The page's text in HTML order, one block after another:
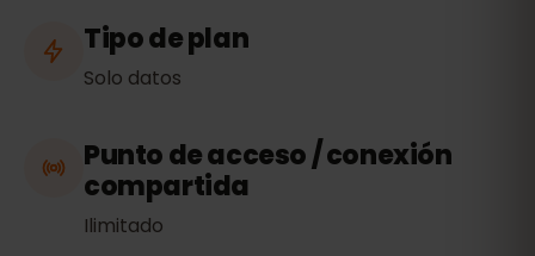
Tipo de plan
Solo datos
Punto de acceso / conexión
compartida
Ilimitado